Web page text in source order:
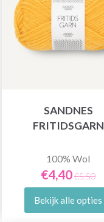
SANDNES
FRITIDSGARN
100% Wol
€4,40€5,50
Bekijk alle opties